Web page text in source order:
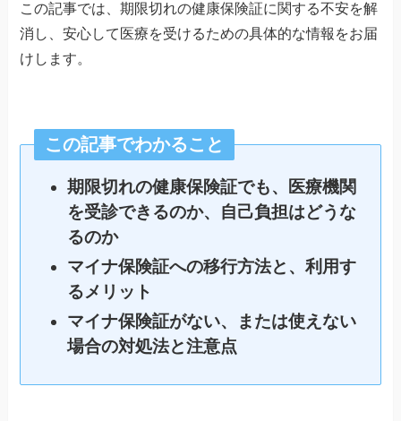
この記事では、期限切れの健康保険証に関する不安を解
消し、安心して医療を受けるための具体的な情報をお届
けします。
この記事でわかること
期限切れの健康保険証でも、医療機関
を受診できるのか、自己負担はどうな
るのか
マイナ保険証への移行方法と、利用す
るメリット
マイナ保険証がない、または使えない
場合の対処法と注意点